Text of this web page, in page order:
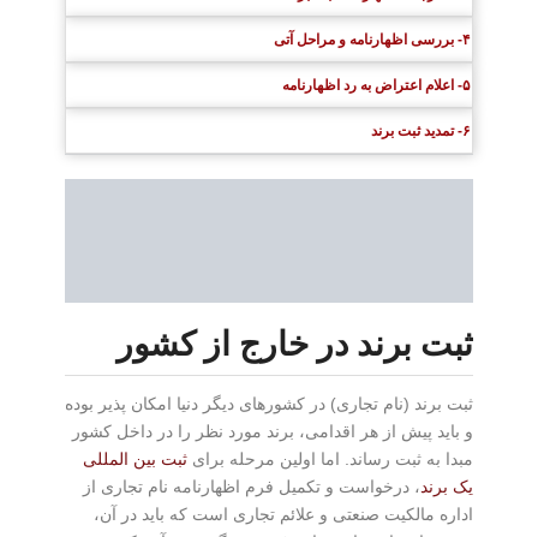
۴- بررسی اظهارنامه و مراحل آتی
۵- اعلام اعتراض به رد اظهارنامه
۶- تمدید ثبت برند
ثبت برند در خارج از کشور
ثبت برند (نام تجاری) در کشورهای دیگر دنیا امکان پذیر بوده
و باید پیش از هر اقدامی، برند مورد نظر را در داخل کشور
مبدا به ثبت رساند. اما اولین مرحله برای ثبت بین المللی
یک برند، درخواست و تکمیل فرم اظهارنامه نام تجاری از
اداره مالکیت صنعتی و علائم تجاری است که باید در آن،